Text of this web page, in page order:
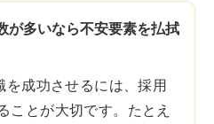
が多いなら不安要素を払拭
成功させるには、採用
ことが大切です。たとえ